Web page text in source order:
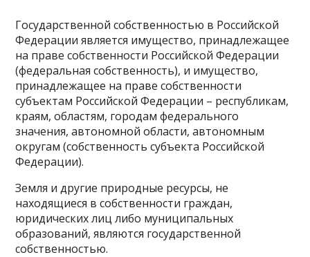
Государственной собственностью в Российской
Федерации является имущество, принадлежащее
на праве собственности Российской Федерации
(федеральная собственность), и имущество,
принадлежащее на праве собственности
субъектам Российской Федерации – республикам,
краям, областям, городам федерального
значения, автономной области, автономным
округам (собственность субъекта Российской
Федерации).
Земля и другие природные ресурсы, не
находящиеся в собственности граждан,
юридических лиц либо муниципальных
образований, являются государственной
собственностью.